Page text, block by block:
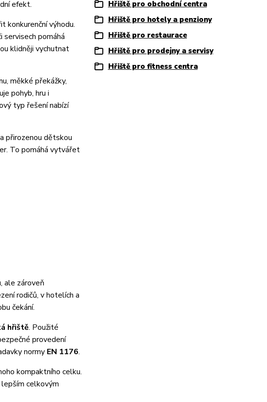
efekt.
konkurenční výhodu.
servisech pomáhá
klidněji vychutnat
měkké překážky,
pohyb, hru i
typ řešení nabízí
přirozenou dětskou
To pomáhá vytvářet
ale zároveň
rodičů, v hotelích a
čekání.
hřiště. Použité
provedení
normy EN 1176.
kompaktního celku.
celkovým
Hřiště pro obchodní centra
Hřiště pro hotely a penziony
Hřiště pro restaurace
Hřiště pro prodejny a servisy
Hřiště pro fitness centra